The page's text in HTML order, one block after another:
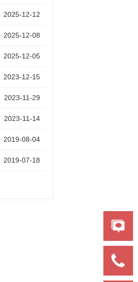
2025-12-12
2025-12-08
2025-12-05
2023-12-15
2023-11-29
2023-11-14
2019-08-04
2019-07-18